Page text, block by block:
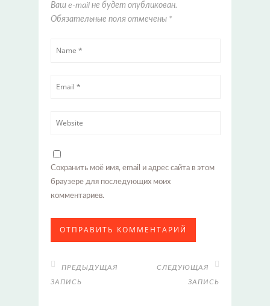
Ваш e-mail не будет опубликован.
Обязательные поля отмечены *
Сохранить моё имя, email и адрес сайта в этом
браузере для последующих моих
комментариев.
ПРЕДЫДУЩАЯ
ЗАПИСЬ
СЛЕДУЮЩАЯ
ЗАПИСЬ